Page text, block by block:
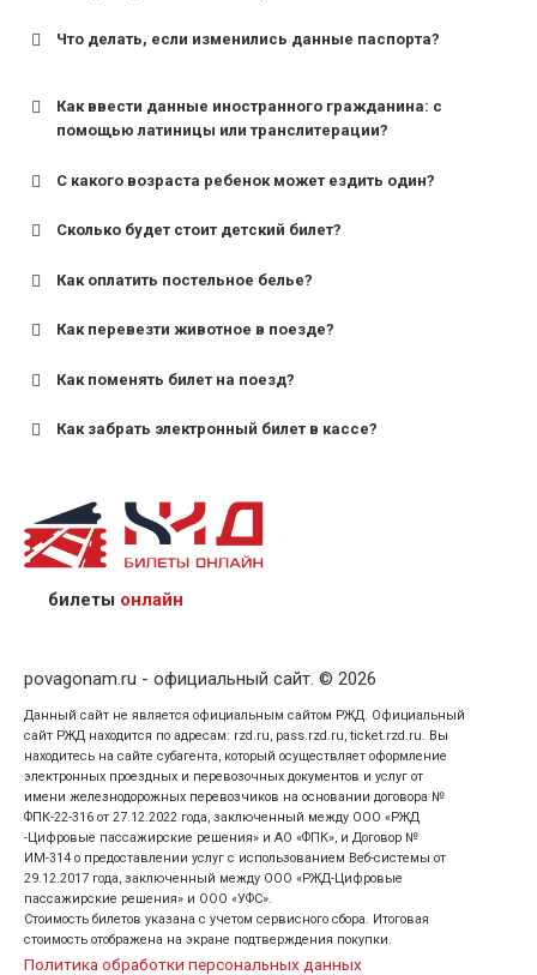
Что делать, если изменились данные паспорта?
Как ввести данные иностранного гражданина: с
помощью латиницы или транслитерации?
С какого возраста ребенок может ездить один?
для поездов дальнего следования — от 10 лет и
для пригородных поездов — от 7 лет.
Сколько будет стоит детский билет?
Как оплатить постельное белье?
Как перевезти животное в поезде?
Как поменять билет на поезд?
Как забрать электронный билет в кассе?
назвав кассиру 14-значный номер заказа;
предъявив удостоверение личности пассажира, на
кого оформлен билет.
билеты онлайн
povagonam.ru - официальный сайт. © 2026
Данный сайт не является официальным сайтом РЖД. Официальный
сайт РЖД находится по адресам: rzd.ru, pass.rzd.ru, ticket.rzd.ru. Вы
находитесь на сайте субагента, который осуществляет оформление
электронных проездных и перевозочных документов и услуг от
имени железнодорожных перевозчиков на основании договора №
ФПК-22-316 от 27.12.2022 года, заключенный между ООО «РЖД
-Цифровые пассажирские решения» и АО «ФПК», и Договор №
ИМ-314 о предоставлении услуг с использованием Веб-системы от
29.12.2017 года, заключенный между ООО «РЖД-Цифровые
пассажирские решения» и ООО «УФС».
Стоимость билетов указана с учетом сервисного сбора. Итоговая
стоимость отображена на экране подтверждения покупки.
Политика обработки персональных данных